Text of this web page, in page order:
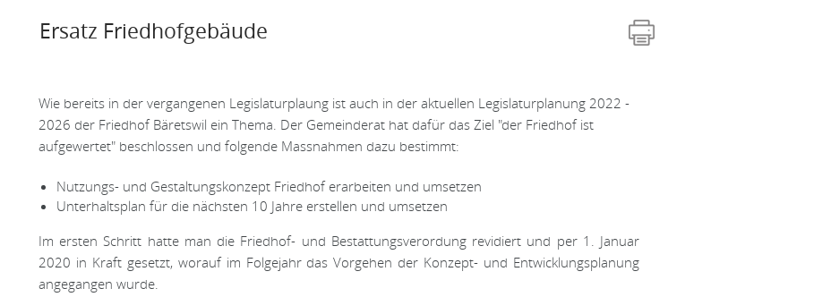
Inhalt
Ersatz Friedhofgebäude
Wie bereits in der vergangenen Legislaturplaung ist auch in der aktuellen Legislaturplanung 2022 -
2026 der Friedhof Bäretswil ein Thema. Der Gemeinderat hat dafür das Ziel "der Friedhof ist
aufgewertet" beschlossen und folgende Massnahmen dazu bestimmt:
Nutzungs- und Gestaltungskonzept Friedhof erarbeiten und umsetzen
Unterhaltsplan für die nächsten 10 Jahre erstellen und umsetzen
Im ersten Schritt hatte man die Friedhof- und Bestattungsverordung revidiert und per 1. Januar
2020 in Kraft gesetzt, worauf im Folgejahr das Vorgehen der Konzept- und Entwicklungsplanung
angegangen wurde.